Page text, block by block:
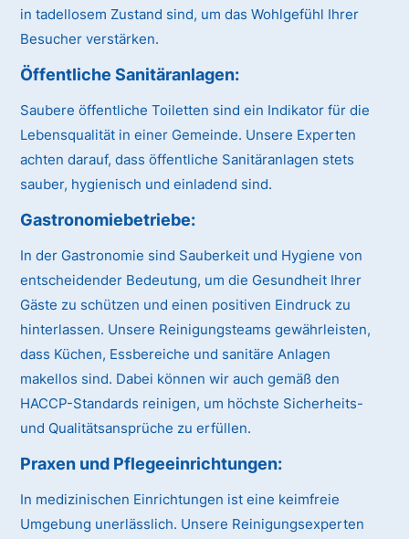
in tadellosem Zustand sind, um das Wohlgefühl Ihrer
Besucher verstärken.
Öffentliche Sanitäranlagen:
Saubere öffentliche Toiletten sind ein Indikator für die
Lebensqualität in einer Gemeinde. Unsere Experten
achten darauf, dass öffentliche Sanitäranlagen stets
sauber, hygienisch und einladend sind.
Gastronomiebetriebe:
In der Gastronomie sind Sauberkeit und Hygiene von
entscheidender Bedeutung, um die Gesundheit Ihrer
Gäste zu schützen und einen positiven Eindruck zu
hinterlassen. Unsere Reinigungsteams gewährleisten,
dass Küchen, Essbereiche und sanitäre Anlagen
makellos sind. Dabei können wir auch gemäß den
HACCP-Standards reinigen, um höchste Sicherheits-
und Qualitätsansprüche zu erfüllen.
Praxen und Pflegeeinrichtungen:
In medizinischen Einrichtungen ist eine keimfreie
Umgebung unerlässlich. Unsere Reinigungsexperten